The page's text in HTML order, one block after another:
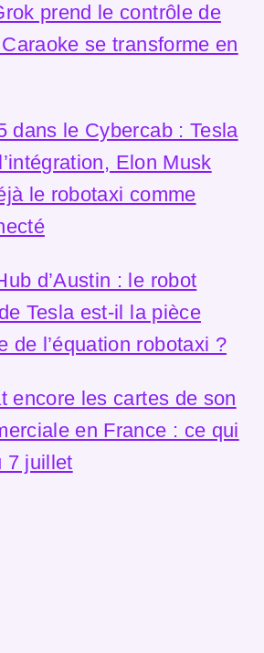
prend le contrôle de
se transforme en
dans le Cybercab : Tesla
Elon Musk
le robotaxi comme
d’Austin : le robot
Tesla est-il la pièce
de l’équation robotaxi ?
encore les cartes de son
en France : ce qui
7 juillet